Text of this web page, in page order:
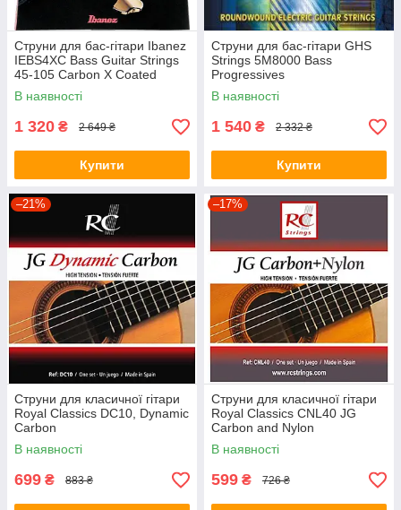
Струни для бас-гітари Ibanez
IEBS4XC Bass Guitar Strings
45-105 Carbon X Coated
В наявності
1 320 ₴ 2 649 ₴
Купити
Струни для бас-гітари GHS
Strings 5M8000 Bass
Progressives
В наявності
1 540 ₴ 2 332 ₴
Купити
–21%
Струни для класичної гітари
Royal Classics DC10, Dynamic
Carbon
В наявності
699 ₴ 883 ₴
–17%
Струни для класичної гітари
Royal Classics CNL40 JG
Carbon and Nylon
В наявності
599 ₴ 726 ₴